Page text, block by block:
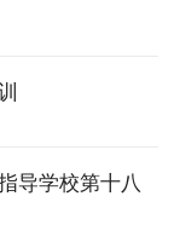
导学校第十八